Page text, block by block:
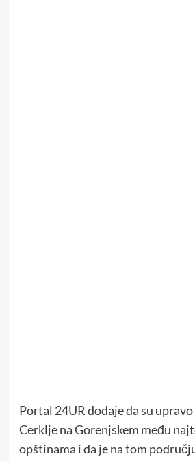
Portal 24UR dodaje da su
Cerklje na Gorenjskem među
opštinama i da je na tom